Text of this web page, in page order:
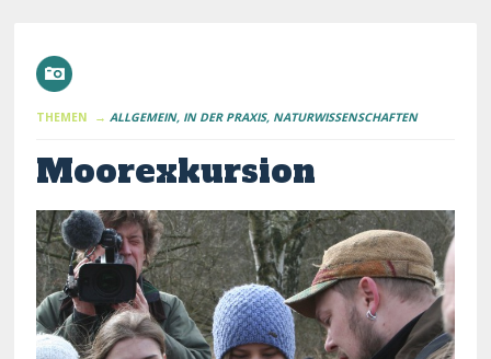
THEMEN → ALLGEMEIN IN DER PRAXIS NATURWISSENSCHAFTEN
Moorexkursion